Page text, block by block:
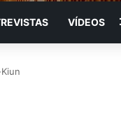
VÍDEOS